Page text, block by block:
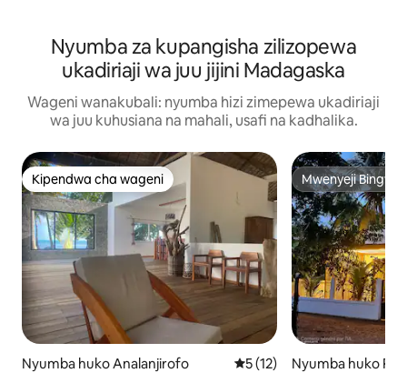
Nyumba za kupangisha zilizopewa
ukadiriaji wa juu jijini Madagaska
Wageni wanakubali: nyumba hizi zimepewa ukadiriaji
wa juu kuhusiana na mahali, usafi na kadhalika.
Kipendwa cha wageni
Kipendwa cha wageni
Nyumba huko Analanjirofo Ukadiriaji wa wastani wa 5
5 (12)
Mwenyeji Bingwa
Mwenyeji Bingwa
Nyumba huko